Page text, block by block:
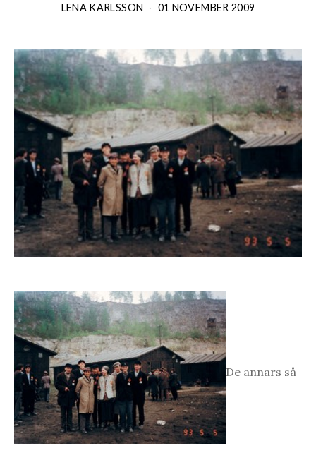
LENA KARLSSON 01 NOVEMBER 2009
De annars så